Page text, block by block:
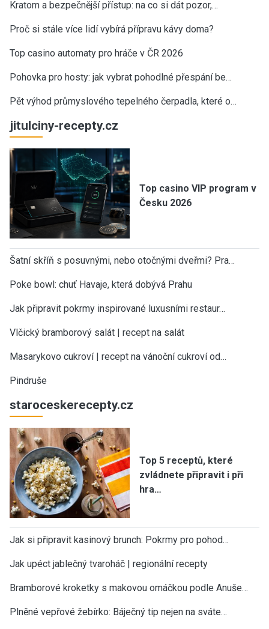
Kratom a bezpečnější přístup: na co si dát pozor,…
Proč si stále více lidí vybírá přípravu kávy doma?
Top casino automaty pro hráče v ČR 2026
Pohovka pro hosty: jak vybrat pohodlné přespání be…
Pět výhod průmyslového tepelného čerpadla, které o…
jitulciny-recepty.cz
Top casino VIP program v
Česku 2026
Šatní skříň s posuvnými, nebo otočnými dveřmi? Pra…
Poke bowl: chuť Havaje, která dobývá Prahu
Jak připravit pokrmy inspirované luxusními restaur…
Vlčický bramborový salát | recept na salát
Masarykovo cukroví | recept na vánoční cukroví od…
Pindruše
staroceskerecepty.cz
Top 5 receptů, které
zvládnete připravit i při
hra…
Jak si připravit kasinový brunch: Pokrmy pro pohod…
Jak upéct jablečný tvaroháč | regionální recepty
Bramborové kroketky s makovou omáčkou podle Anuše…
Plněné vepřové žebírko: Báječný tip nejen na sváte…